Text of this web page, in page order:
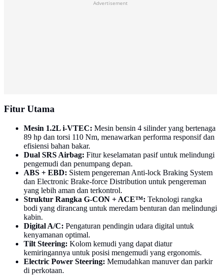
Advertisement
Fitur Utama
Mesin 1.2L i-VTEC: Mesin bensin 4 silinder yang bertenaga
89 hp dan torsi 110 Nm, menawarkan performa responsif dan
efisiensi bahan bakar.
Dual SRS Airbag: Fitur keselamatan pasif untuk melindungi
pengemudi dan penumpang depan.
ABS + EBD: Sistem pengereman Anti-lock Braking System
dan Electronic Brake-force Distribution untuk pengereman
yang lebih aman dan terkontrol.
Struktur Rangka G-CON + ACE™: Teknologi rangka
bodi yang dirancang untuk meredam benturan dan melindungi
kabin.
Digital A/C: Pengaturan pendingin udara digital untuk
kenyamanan optimal.
Tilt Steering: Kolom kemudi yang dapat diatur
kemiringannya untuk posisi mengemudi yang ergonomis.
Electric Power Steering: Memudahkan manuver dan parkir
di perkotaan.